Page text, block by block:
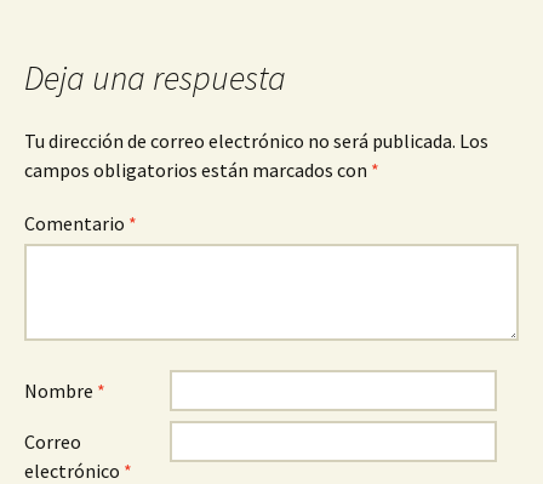
Deja una respuesta
Tu dirección de correo electrónico no será publicada. Los
campos obligatorios están marcados con *
Comentario *
Nombre *
Correo
electrónico *